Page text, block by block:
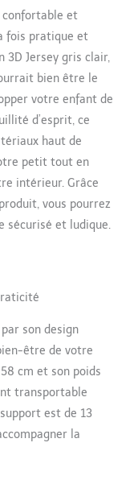
confortable et
fois pratique et
3D Jersey gris clair,
bien être le
votre enfant de
d’esprit, ce
haut de
petit tout en
intérieur. Grâce
vous pourrez
sécurisé et ludique.
son design
être de votre
cm et son poids
transportable
est de 13
la